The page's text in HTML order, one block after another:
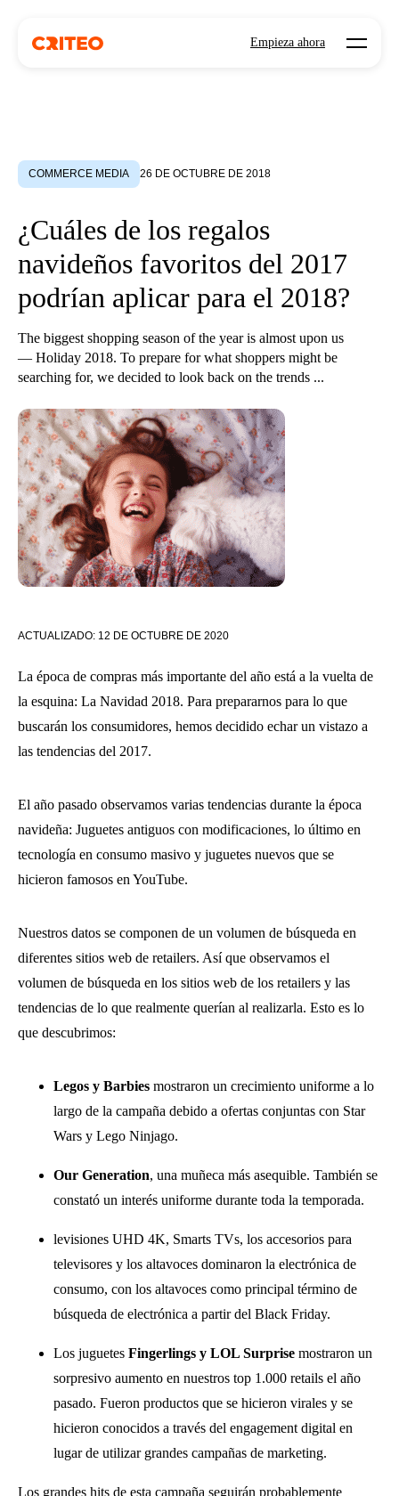
Empieza ahora Open
COMMERCE MEDIA 26 DE OCTUBRE DE 2018
¿Cuáles de los regalos
navideños favoritos del 2017
podrían aplicar para el 2018?
The biggest shopping season of the year is almost upon us
— Holiday 2018. To prepare for what shoppers might be
searching for, we decided to look back on the trends ...
ACTUALIZADO: 12 DE OCTUBRE DE 2020
La época de compras más importante del año está a la vuelta de
la esquina: La Navidad 2018. Para prepararnos para lo que
buscarán los consumidores, hemos decidido echar un vistazo a
las tendencias del 2017.
El año pasado observamos varias tendencias durante la época
navideña: Juguetes antiguos con modificaciones, lo último en
tecnología en consumo masivo y juguetes nuevos que se
hicieron famosos en YouTube.
Nuestros datos se componen de un volumen de búsqueda en
diferentes sitios web de retailers. Así que observamos el
volumen de búsqueda en los sitios web de los retailers y las
tendencias de lo que realmente querían al realizarla. Esto es lo
que descubrimos:
Legos y Barbies mostraron un crecimiento uniforme a lo
largo de la campaña debido a ofertas conjuntas con Star
Wars y Lego Ninjago.
Our Generation, una muñeca más asequible. También se
constató un interés uniforme durante toda la temporada.
levisiones UHD 4K, Smarts TVs, los accesorios para
televisores y los altavoces dominaron la electrónica de
consumo, con los altavoces como principal término de
búsqueda de electrónica a partir del Black Friday.
Los juguetes Fingerlings y LOL Surprise mostraron un
sorpresivo aumento en nuestros top 1.000 retails el año
pasado. Fueron productos que se hicieron virales y se
hicieron conocidos a través del engagement digital en
lugar de utilizar grandes campañas de marketing.
Los grandes hits de esta campaña seguirán probablemente